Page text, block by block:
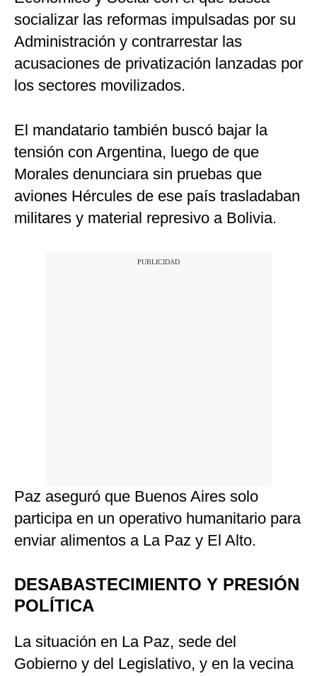
socializar las reformas impulsadas por su
Administración y contrarrestar las
acusaciones de privatización lanzadas por
los sectores movilizados.
El mandatario también buscó bajar la
tensión con Argentina, luego de que
Morales denunciara sin pruebas que
aviones Hércules de ese país trasladaban
militares y material represivo a Bolivia.
Paz aseguró que Buenos Aires solo
participa en un operativo humanitario para
enviar alimentos a La Paz y El Alto.
DESABASTECIMIENTO Y PRESIÓN
POLÍTICA
La situación en La Paz, sede del
Gobierno y del Legislativo, y en la vecina